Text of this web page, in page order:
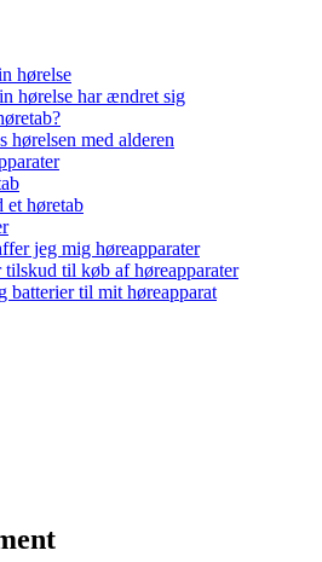
hørelse
hørelse har ændret sig
hørelsen med alderen
et høretab
jeg mig høreapparater
til køb af høreapparater
batterier til mit høreapparat